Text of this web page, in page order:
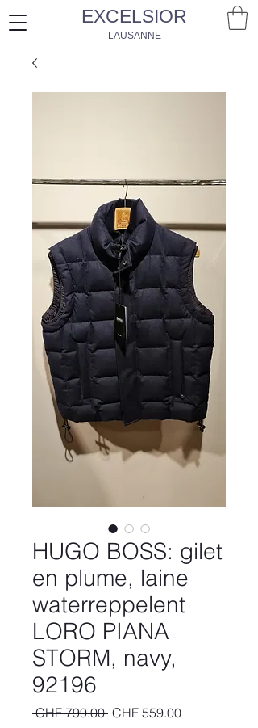
EXCELSIOR
LAUSANNE
HUGO BOSS: gilet
en plume, laine
waterreppelent
LORO PIANA
STORM, navy,
92196
CHF 799.00 Regular
CHF 559.00Sale